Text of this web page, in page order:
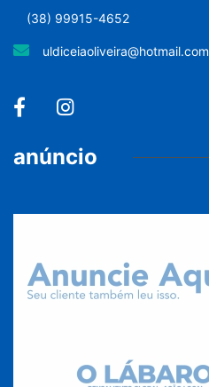
(38) 99915-4652
uldiceiaoliveira@hotmail.com
anúncio